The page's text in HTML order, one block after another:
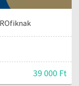
39 000 Ft